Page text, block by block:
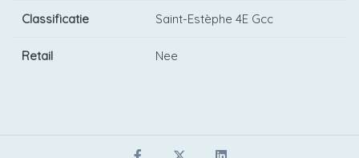
Classificatie Saint-Estèphe 4E Gcc
Retail Nee